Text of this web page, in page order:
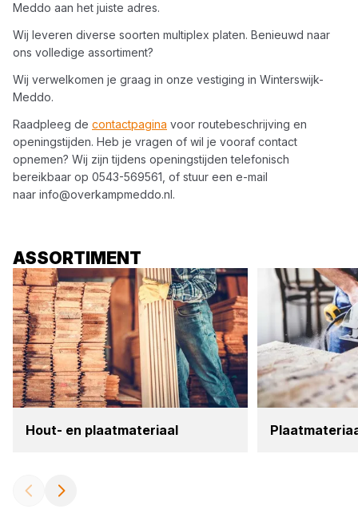
Meddo aan het juiste adres.
Wij leveren diverse soorten multiplex platen. Benieuwd naar
ons volledige assortiment?
Wij verwelkomen je graag in onze vestiging in Winterswijk-
Meddo.
Raadpleeg de contactpagina voor routebeschrijving en
openingstijden. Heb je vragen of wil je vooraf contact
opnemen? Wij zijn tijdens openingstijden telefonisch
bereikbaar op 0543-569561 , of stuur een e-mail
naar info@overkampmeddo.nl.
ASSORTIMENT
Hout- en plaat­ma­te­ri­aal